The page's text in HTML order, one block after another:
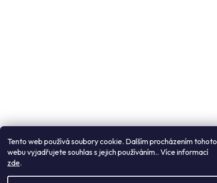
Tento web používá soubory cookie. Dalším procházením tohoto
webu vyjadřujete souhlas s jejich používáním.. Více informací
zde.